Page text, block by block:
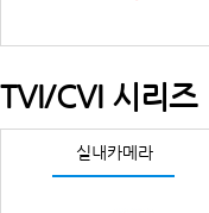
TVI/CVI 시리즈
실내카메라